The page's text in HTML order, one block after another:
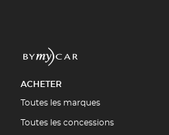
ACHETER
Toutes les marques
Toutes les concessions